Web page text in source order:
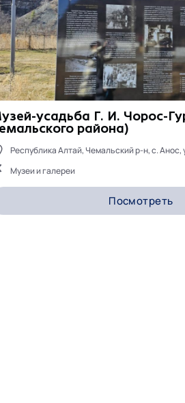
усадьба Г. И. Чорос-
района)
Республика Алтай, Чемальский р-н, с. Анос,
Музеи и галереи
Посмотреть